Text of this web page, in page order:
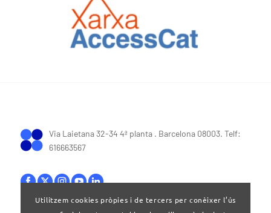
Via Laietana 32-34 4ª planta . Barcelona 08003. Telf:
616663567
Utilitzem cookies pròpies i de tercers per conèixer l’ús